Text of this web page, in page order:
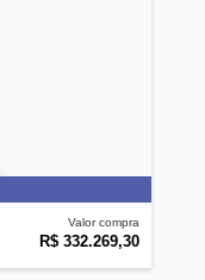
Valor compra
R$ 332.269,30